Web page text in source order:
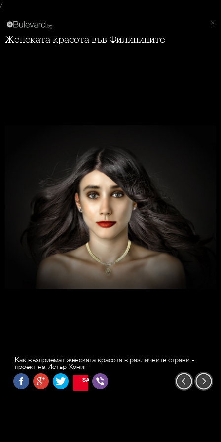
/
Женската красота във Филипините
Как възприемат женската красота в различните страни -
проект на Истър Хониг
SAVE